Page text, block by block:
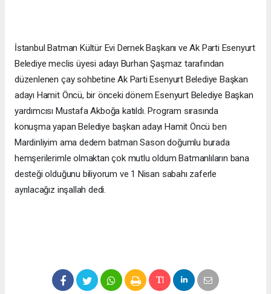
İstanbul Batman Kültür Evi Dernek Başkanı ve Ak Parti Esenyurt
Belediye meclis üyesi adayı Burhan Şaşmaz tarafından
düzenlenen çay sohbetine Ak Parti Esenyurt Belediye Başkan
adayı Hamit Öncü, bir önceki dönem Esenyurt Belediye Başkan
yardımcısı Mustafa Akboğa katıldı. Program sırasında
konuşma yapan Belediye başkan adayı Hamit Öncü ben
Mardinliyim ama dedem batman Sason doğumlu burada
hemşerilerimle olmaktan çok mutlu oldum Batmanlıların bana
desteği olduğunu biliyorum ve 1 Nisan sabahı zaferle
ayrılacağız inşallah dedi.